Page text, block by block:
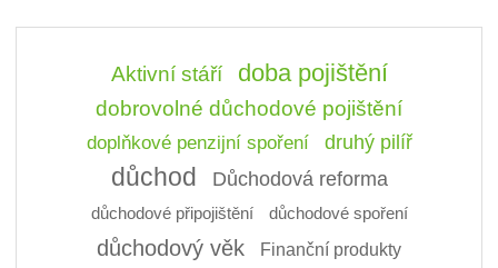
Aktivní stáří doba pojištění
dobrovolné důchodové pojištění
doplňkové penzijní spoření druhý pilíř
důchod Důchodová reforma
důchodové připojištění důchodové spoření
důchodový věk Finanční produkty